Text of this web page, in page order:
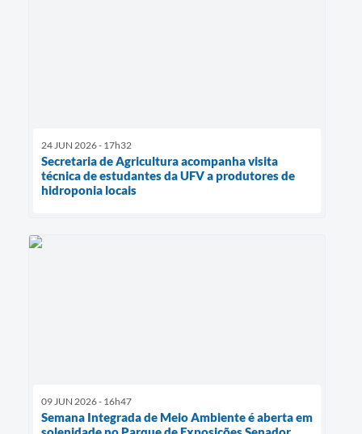
24 JUN 2026 - 17h32
Secretaria de Agricultura acompanha visita
técnica de estudantes da UFV a produtores de
hidroponia locais
09 JUN 2026 - 16h47
Semana Integrada de Meio Ambiente é aberta em